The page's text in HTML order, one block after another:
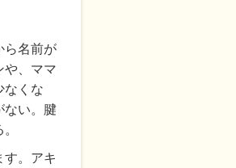
ら名前が
や、ママ
なくな
ない。腱
す。アキ